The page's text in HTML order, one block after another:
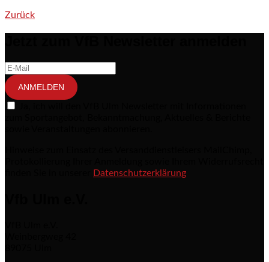
Post navigation
Zurück
ANMELDEN
Datenschutzerklärung